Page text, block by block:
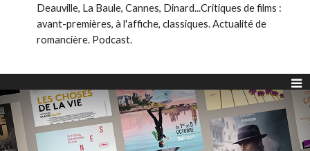
Deauville, La Baule, Cannes, Dinard...Critiques de films :
avant-premières, à l'affiche, classiques. Actualité de
romancière. Podcast.